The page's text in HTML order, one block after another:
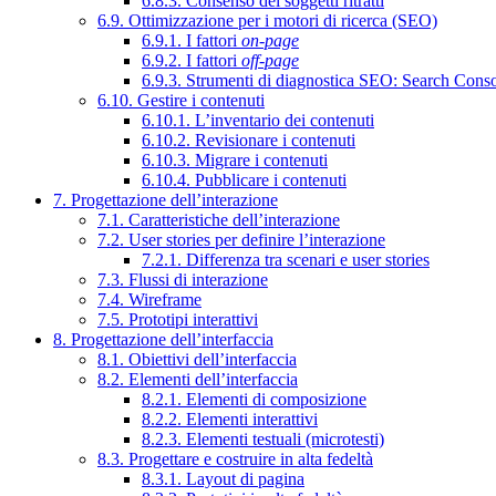
6.9. Ottimizzazione per i motori di ricerca (SEO)
6.9.1. I fattori on-page
6.9.2. I fattori off-page
6.9.3. Strumenti di diagnostica SEO: Search
6.10. Gestire i contenuti
6.10.1. L’inventario dei contenuti
6.10.2. Revisionare i contenuti
6.10.3. Migrare i contenuti
6.10.4. Pubblicare i contenuti
7. Progettazione dell’interazione
7.1. Caratteristiche dell’interazione
7.2. User stories per definire l’interazione
7.2.1. Differenza tra scenari e user stories
7.3. Flussi di interazione
7.4. Wireframe
7.5. Prototipi interattivi
8. Progettazione dell’interfaccia
8.1. Obiettivi dell’interfaccia
8.2. Elementi dell’interfaccia
8.2.1. Elementi di composizione
8.2.2. Elementi interattivi
8.2.3. Elementi testuali (microtesti)
8.3. Progettare e costruire in alta fedeltà
8.3.1. Layout di pagina